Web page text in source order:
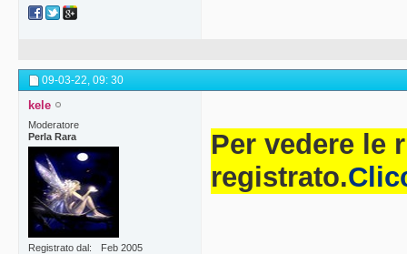
09-03-22, 09: 30
kele
Moderatore
Perla Rara
Registrato dal
Feb 2005
Per vedere le
registrato.